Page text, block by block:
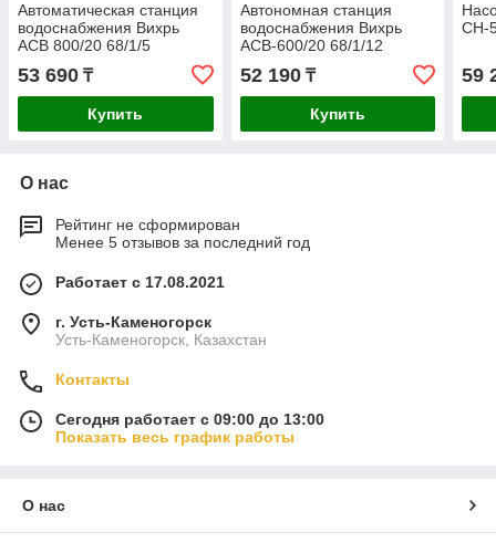
Автоматическая станция
водоснабжения Вихрь
АСВ 800/20 68/1/5
53 690 ₸
Купить
Автономная станция
водоснабжения Вихрь
АСВ-600/20 68/1/12
52 190₸
Купить
СН-
59
О нас
Рейтинг не сформирован
Менее 5 отзывов за последний год
Работает с 17.08.2021
г. Усть-Каменогорск
Усть-Каменогорск, Казахстан
Контакты
Сегодня работает с 09:00 до 13:00
Показать весь график работы
О нас